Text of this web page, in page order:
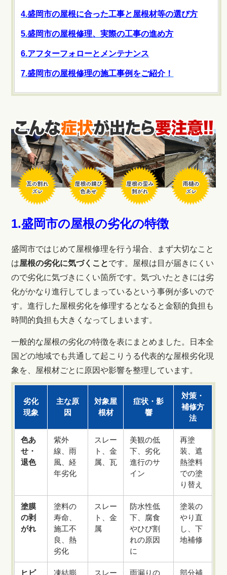
4.盛岡市の屋根に合った工事と屋根材等の選び方
5.盛岡市の屋根修理、実際の工事の進め方
6.アフターフォローとメンテナンス
7.盛岡市の屋根修理の施工事例をご紹介！
1.盛岡市の屋根の劣化の特徴
盛岡市ではじめて屋根修理を行う場合、まず大切なこと
は屋根の劣化に気づくことです。屋根は目が届きにくい
ので劣化に気づきにくい箇所です。気づいたときには劣
化がかなり進行してしまっているという事例が多いので
す。進行した屋根劣化を修理するとなると金額的負担も
時間的負担も大きくなってしまいます。
一般的な屋根の劣化の特徴を表にまとめました。日本全
国どの地域でも共通して起こりうる代表的な屋根劣化現
象を、屋根材ごとに原因や影響を整理しています。
劣化
現象
主な原
因
対象屋
根材
症状・影
響
対策・
補修方
法
色あ
せ・
退色
紫外
線、雨
風、経
年劣化
スレー
ト、金
属、瓦
美観の低
下、劣化
進行のサ
イン
再塗
装、遮
熱塗料
での塗
り替え
塗膜
の剥
がれ
塗料の
寿命、
施工不
良、熱
劣化
スレー
ト、金
属
防水性低
下、腐食
やひび割
れの原因
に
塗装の
やり直
し、下
地補修
ヒビ
凍結膨
スレー
雨漏りの
部分補